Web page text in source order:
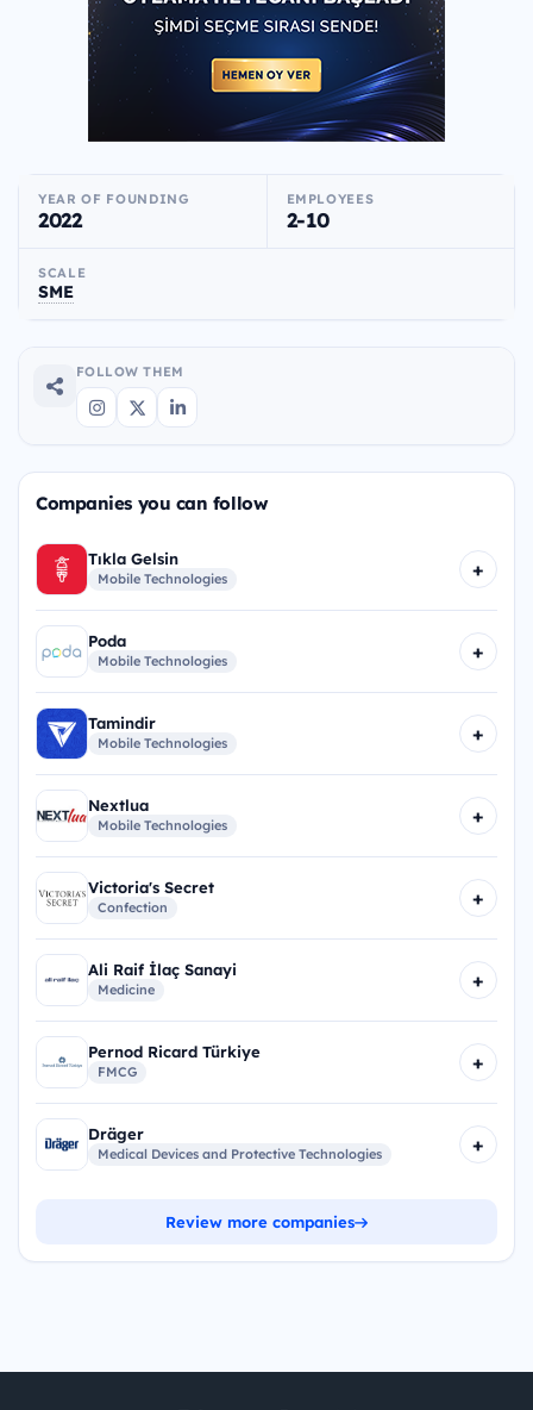
YEAR OF FOUNDING
2022
EMPLOYEES
2-10
SCALE
SME
FOLLOW THEM
Companies you can follow
Tıkla Gelsin
Mobile Technologies +
Poda
Mobile Technologies +
Tamindir
Mobile Technologies +
Nextlua
Mobile Technologies +
Victoria's Secret
Confection +
Ali Raif İlaç Sanayi
Medicine +
Pernod Ricard Türkiye
FMCG +
Dräger
Medical Devices and Protective Technologies +
Review more companies